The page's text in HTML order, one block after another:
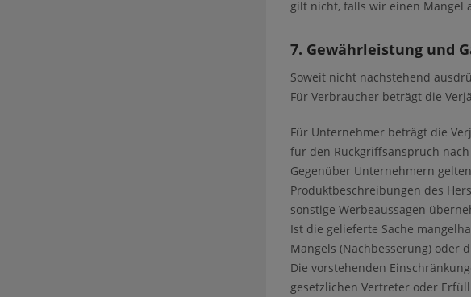
gilt nicht, falls wir einen Mangel
7. Gewährleistung und
Soweit nicht nachstehend
Für Verbraucher beträgt die
Für Unternehmer beträgt die
für den Rückgriffsanspruch
Gegenüber Unternehmern
Produktbeschreibungen des
sonstige Werbeaussagen
Ist die gelieferte Sache
Mangels (Nachbesserung) oder
Die vorstehenden
gesetzlichen Vertreter oder